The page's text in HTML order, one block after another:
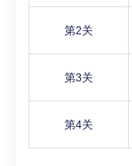
第2关
第3关
第4关